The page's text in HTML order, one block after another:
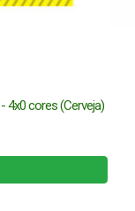
4x0 cores (Cerveja)